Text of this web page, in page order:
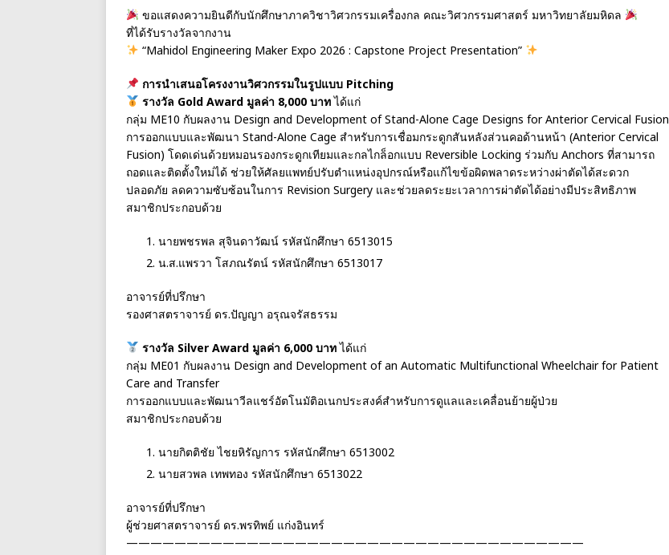
ขอแสดงความยินดีกับนักศึกษาภาควิชาวิศวกรรมเครื่องกล คณะวิศวกรรมศาสตร์ มหาวิทยาลัยมหิดล
ที่ได้รับรางวัลจากงาน
“Mahidol Engineering Maker Expo 2026 : Capstone Project Presentation”
การนำเสนอโครงงานวิศวกรรมในรูปแบบ Pitching
รางวัล Gold Award มูลค่า 8,000 บาทได้แก่
กลุ่ม ME10 กับผลงาน Design and Development of Stand-Alone Cage Designs for Anterior Cervical Fusion
การออกแบบและพัฒนา Stand-Alone Cage สำหรับการเชื่อมกระดูกสันหลังส่วนคอด้านหน้า (Anterior Cervical
Fusion) โดดเด่นด้วยหมอนรองกระดูกเทียมและกลไกล็อกแบบ Reversible Locking ร่วมกับ Anchors ที่สามารถ
ถอดและติดตั้งใหม่ได้ ช่วยให้ศัลยแพทย์ปรับตำแหน่งอุปกรณ์หรือแก้ไขข้อผิดพลาดระหว่างผ่าตัดได้สะดวก
ปลอดภัย ลดความซับซ้อนในการ Revision Surgery และช่วยลดระยะเวลาการผ่าตัดได้อย่างมีประสิทธิภาพ
สมาชิกประกอบด้วย
นายพชรพล สุจินดาวัฒน์ รหัสนักศึกษา 6513015
น.ส.แพรวา โสภณรัตน์ รหัสนักศึกษา 6513017
อาจารย์ที่ปรึกษา
รองศาสตราจารย์ ดร.ปัญญา อรุณจรัสธรรม
รางวัล Silver Award มูลค่า 6,000 บาทได้แก่
กลุ่ม ME01 กับผลงาน Design and Development of an Automatic Multifunctional Wheelchair for Patient
Care and Transfer
การออกแบบและพัฒนาวีลแชร์อัตโนมัติอเนกประสงค์สำหรับการดูแลและเคลื่อนย้ายผู้ป่วย
สมาชิกประกอบด้วย
นายกิตติชัย ไชยหิรัญการ รหัสนักศึกษา 6513002
นายสวพล เทพทอง รหัสนักศึกษา 6513022
อาจารย์ที่ปรึกษา
ผู้ช่วยศาสตราจารย์ ดร.พรทิพย์ แก่งอินทร์
——————————————————————————————————————